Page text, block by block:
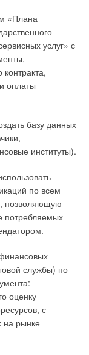
«Плана
услуг» с
оплаты
базу данных
институты).
по всем
позволяющую
потребляемых
службы) по
оценку
с
на рынке